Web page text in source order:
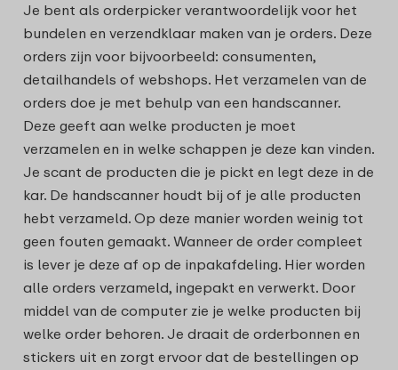
Je bent als orderpicker verantwoordelijk voor het
bundelen en verzendklaar maken van je orders. Deze
orders zijn voor bijvoorbeeld: consumenten,
detailhandels of webshops. Het verzamelen van de
orders doe je met behulp van een handscanner.
Deze geeft aan welke producten je moet
verzamelen en in welke schappen je deze kan vinden.
Je scant de producten die je pickt en legt deze in de
kar. De handscanner houdt bij of je alle producten
hebt verzameld. Op deze manier worden weinig tot
geen fouten gemaakt. Wanneer de order compleet
is lever je deze af op de inpakafdeling. Hier worden
alle orders verzameld, ingepakt en verwerkt. Door
middel van de computer zie je welke producten bij
welke order behoren. Je draait de orderbonnen en
stickers uit en zorgt ervoor dat de bestellingen op